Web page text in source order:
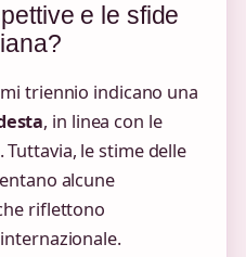
e le sfide
triennio indicano una
, in linea con le
Tuttavia, le stime delle
alcune
riflettono